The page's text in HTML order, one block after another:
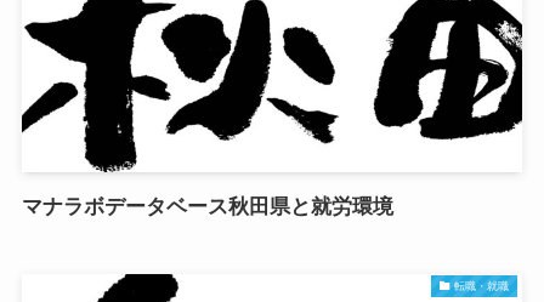
マナラボデータベース秋田県と就労環境
転職・就職